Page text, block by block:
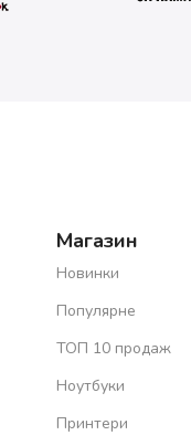
Магазин
Новинки
Популярне
ТОП 10 продаж
Ноутбуки
Принтери